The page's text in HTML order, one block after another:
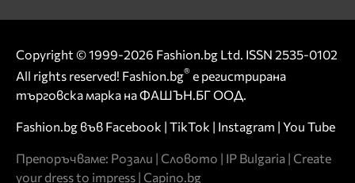
Copyright © 1999-2026 Fashion.bg Ltd. ISSN 2535-0102
All rights reserved! Fashion.bg® е регистрирана
търговска марка на ФАШЪН.БГ ООД.
Fashion.bg във Facebook | TikTok | Instagram | You Tube
Препоръчваме: Розали | Словото | IP Bulgaria | Create
your dress to impress | Capino.bg